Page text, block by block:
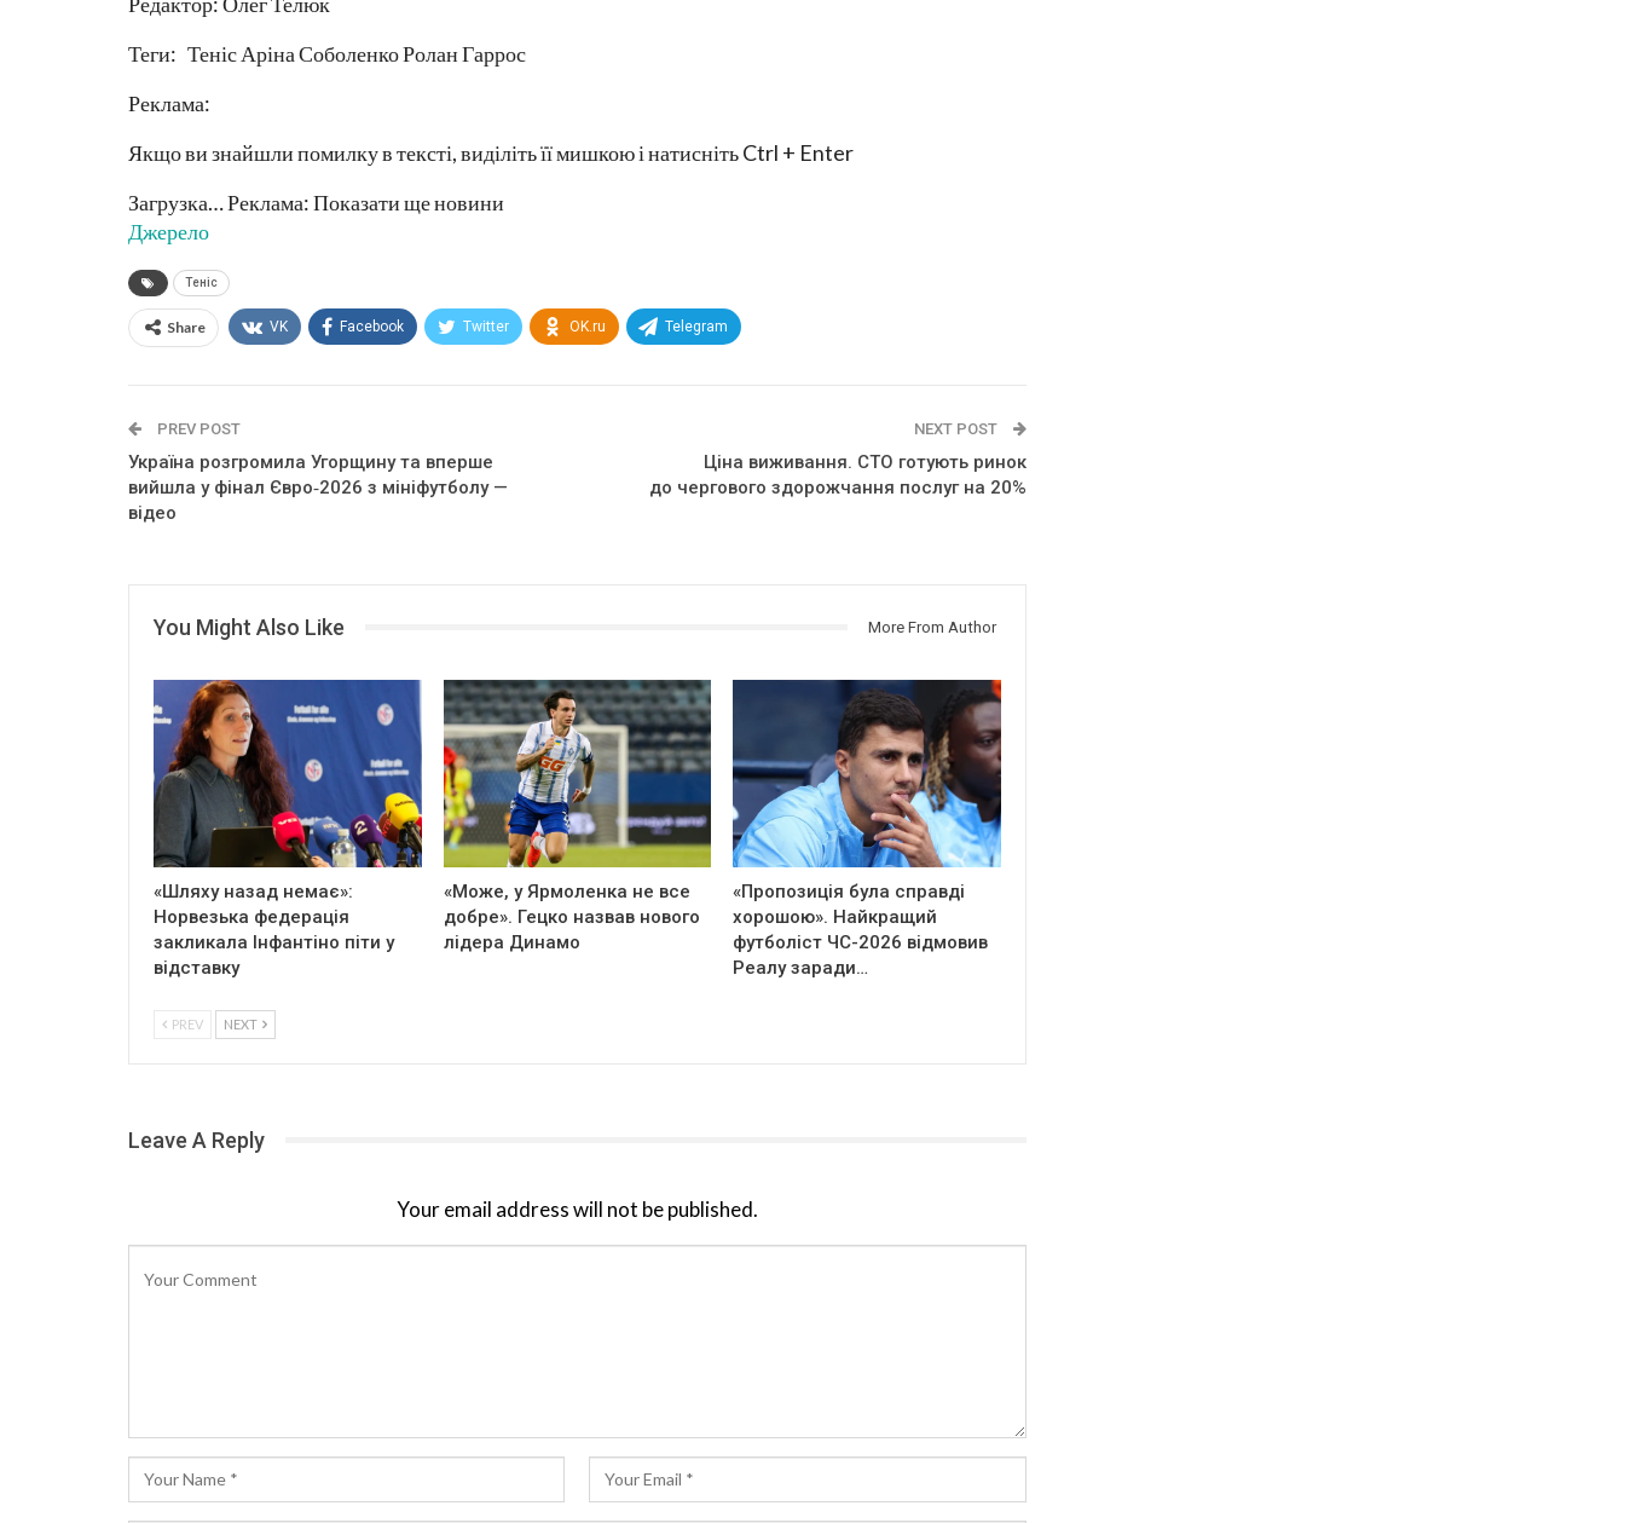
Теги: Теніс Аріна Соболенко Ролан Гаррос
Реклама:
Якщо ви знайшли помилку в тексті, виділіть її мишкою і натисніть Ctrl + Enter
Загрузка… Реклама: Показати ще новини
Джерело
Теніс
Share VK Facebook Twitter OK.ru Telegram
PREV POST
Україна розгромила Угорщину та вперше
вийшла у фінал Євро‑2026 з мініфутболу —
відео
NEXT POST
Ціна виживання. СТО готують ринок
до чергового здорожчання послуг на 20%
You Might Also Like More From Author
«Шляху назад немає»:
Норвезька федерація
закликала Інфантіно піти у
відставку
«Може, у Ярмоленка не все
добре». Гецко назвав нового
лідера Динамо
«Пропозиція була справді
хорошою». Найкращий
футболіст ЧС-2026 відмовив
Реалу заради…
PREV NEXT
Leave A Reply
Your email address will not be published.